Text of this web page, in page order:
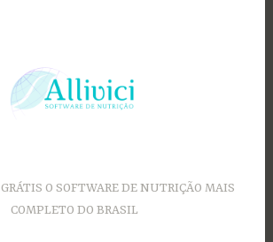
O SOFTWARE DE NUTRIÇÃO MAIS
COMPLETO DO BRASIL